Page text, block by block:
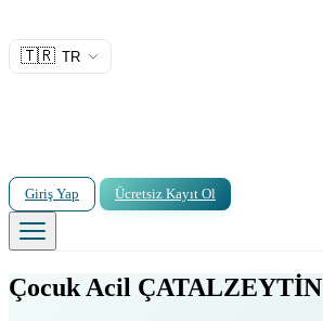
🇹🇷 TR
Giriş Yap Ücretsiz Kayıt Ol
Çocuk Acil ÇATALZEYTİN